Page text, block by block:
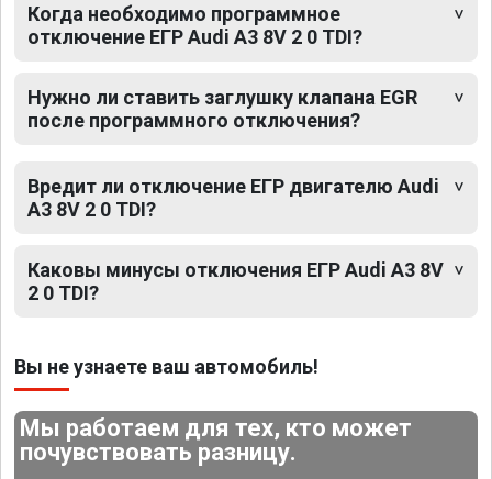
Когда необходимо программное
отключение ЕГР Audi A3 8V 2 0 TDI?
Нужно ли ставить заглушку клапана EGR
после программного отключения?
Вредит ли отключение ЕГР двигателю Audi
A3 8V 2 0 TDI?
Каковы минусы отключения ЕГР Audi A3 8V
2 0 TDI?
Вы не узнаете ваш автомобиль!
Мы работаем для тех, кто может
почувствовать разницу.